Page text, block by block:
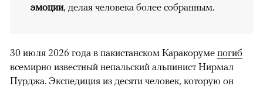
эмоции, делая человека более собранным.
30 июля 2026 года в пакистанском Каракоруме погиб
всемирно известный непальский альпинист Нирмал
Пурджа. Экспедиция из десяти человек, которую он